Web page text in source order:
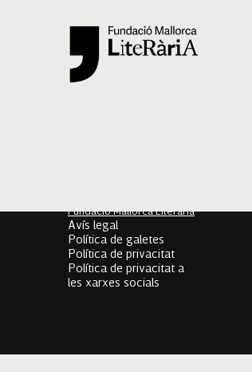
Fundació Mallorca Literària
Avís legal
Política de galetes
Política de privacitat
Política de privacitat a
les xarxes socials